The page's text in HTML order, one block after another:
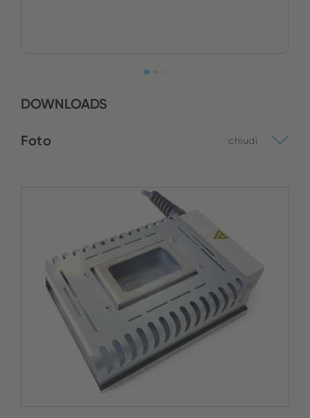
DOWNLOADS
Foto chiudi